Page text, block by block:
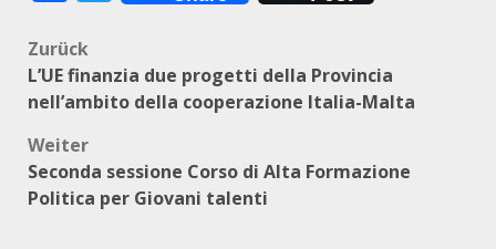
Beitragsnavigation
Zurück
L’UE finanzia due progetti della Provincia
nell’ambito della cooperazione Italia-Malta
Weiter
Seconda sessione Corso di Alta Formazione
Politica per Giovani talenti